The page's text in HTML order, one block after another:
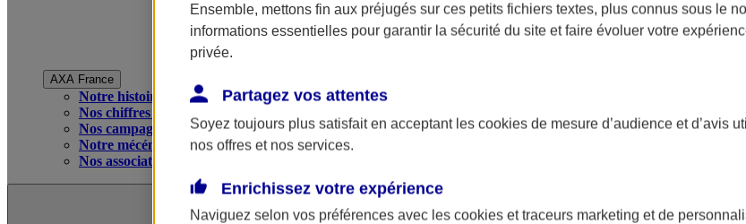
AXA France
Notre histoire
Nos chiffres clés
Nos campagnes publicitaires
Notre mécénat
Nos associations
Ensemble, mettons fin aux préjugés sur ces petits fichiers textes, plus connus sous le
informations essentielles pour garantir la sécurité du site et faire évoluer votre
privée.
Partagez vos attentes
Soyez toujours plus satisfait en acceptant les cookies de mesure d’audience et d’avis
nos offres et nos services.
Enrichissez votre expérience
Naviguez selon vos préférences avec les cookies et traceurs marketing et de